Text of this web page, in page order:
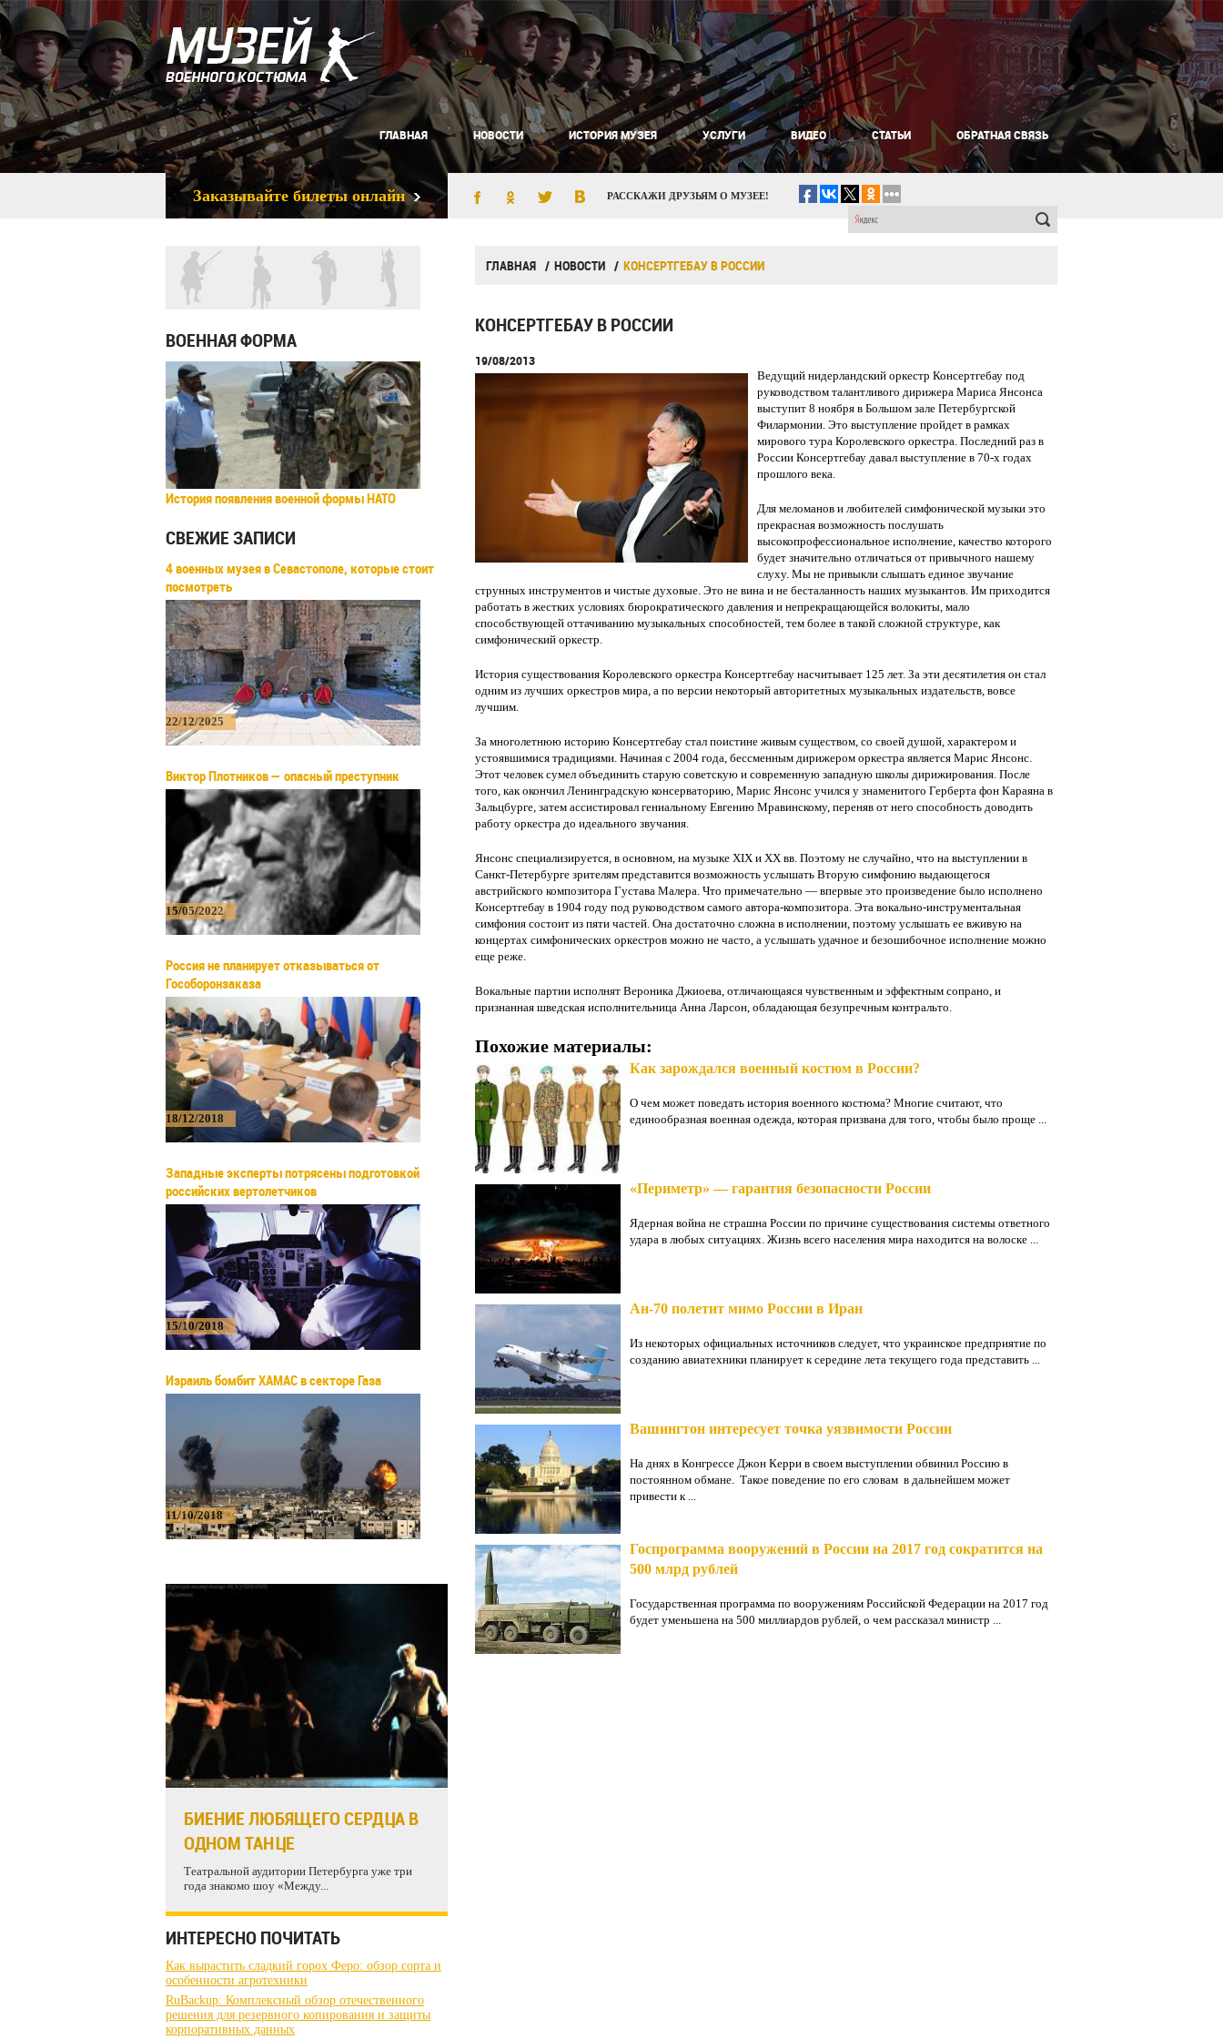
ГЛАВНАЯ НОВОСТИ ИСТОРИЯ МУЗЕЯ УСЛУГИ ВИДЕО СТАТЬИ ОБРАТНАЯ СВЯЗЬ
Заказывайте билеты онлайн РАССКАЖИ ДРУЗЬЯМ О МУЗЕЕ!
ВОЕННАЯ ФОРМА
История появления военной формы НАТО
СВЕЖИЕ ЗАПИСИ
4 военных музея в Севастополе, которые стоит
посмотреть
22/12/2025
Виктор Плотников — опасный преступник
15/05/2022
Россия не планирует отказываться от
Гособоронзаказа
18/12/2018
Западные эксперты потрясены подготовкой
российских вертолетчиков
15/10/2018
Израиль бомбит ХАМАС в секторе Газа
11/10/2018
БИЕНИЕ ЛЮБЯЩЕГО СЕРДЦА В
ОДНОМ ТАНЦЕ
Театральной аудитории Петербурга уже три
года знакомо шоу «Между...
ИНТЕРЕСНО ПОЧИТАТЬ
Как вырастить сладкий горох Феро: обзор сорта и
особенности агротехники
RuBackup: Комплексный обзор отечественного
решения для резервного копирования и защиты
корпоративных данных
ГЛАВНАЯ НОВОСТИ КОНСЕРТГЕБАУ В РОССИИ
КОНСЕРТГЕБАУ В РОССИИ
19/08/2013
Ведущий нидерландский оркестр Консертгебау под
руководством талантливого дирижера Мариса Янсонса
выступит 8 ноября в Большом зале Петербургской
Филармонии. Это выступление пройдет в рамках
мирового тура Королевского оркестра. Последний раз в
России Консертгебау давал выступление в 70-х годах
прошлого века.
Для меломанов и любителей симфонической музыки это
прекрасная возможность послушать
высокопрофессиональное исполнение, качество которого
будет значительно отличаться от привычного нашему
слуху. Мы не привыкли слышать единое звучание
струнных инструментов и чистые духовые. Это не вина и не бесталанность наших музыкантов. Им приходится
работать в жестких условиях бюрократического давления и непрекращающейся волокиты, мало
способствующей оттачиванию музыкальных способностей, тем более в такой сложной структуре, как
симфонический оркестр.
История существования Королевского оркестра Консертгебау насчитывает 125 лет. За эти десятилетия он стал
одним из лучших оркестров мира, а по версии некоторый авторитетных музыкальных издательств, вовсе
лучшим.
За многолетнюю историю Консертгебау стал поистине живым существом, со своей душой, характером и
устоявшимися традициями. Начиная с 2004 года, бессменным дирижером оркестра является Марис Янсонс.
Этот человек сумел объединить старую советскую и современную западную школы дирижирования. После
того, как окончил Ленинградскую консерваторию, Марис Янсонс учился у знаменитого Герберта фон Караяна в
Зальцбурге, затем ассистировал гениальному Евгению Мравинскому, переняв от него способность доводить
работу оркестра до идеального звучания.
Янсонс специализируется, в основном, на музыке XIX и XX вв. Поэтому не случайно, что на выступлении в
Санкт-Петербурге зрителям представится возможность услышать Вторую симфонию выдающегося
австрийского композитора Густава Малера. Что примечательно — впервые это произведение было исполнено
Консертгебау в 1904 году под руководством самого автора-композитора. Эта вокально-инструментальная
симфония состоит из пяти частей. Она достаточно сложна в исполнении, поэтому услышать ее вживую на
концертах симфонических оркестров можно не часто, а услышать удачное и безошибочное исполнение можно
еще реже.
Вокальные партии исполнят Вероника Джиоева, отличающаяся чувственным и эффектным сопрано, и
признанная шведская исполнительница Анна Ларсон, обладающая безупречным контральто.
Похожие материалы:
Как зарождался военный костюм в России?
О чем может поведать история военного костюма? Многие считают, что
единообразная военная одежда, которая призвана для того, чтобы было проще ...
«Периметр» — гарантия безопасности России
Ядерная война не страшна России по причине существования системы ответного
удара в любых ситуациях. Жизнь всего населения мира находится на волоске ...
Ан-70 полетит мимо России в Иран
Из некоторых официальных источников следует, что украинское предприятие по
созданию авиатехники планирует к середине лета текущего года представить ...
Вашингтон интересует точка уязвимости России
На днях в Конгрессе Джон Керри в своем выступлении обвинил Россию в
постоянном обмане. Такое поведение по его словам в дальнейшем может
привести к ...
Госпрограмма вооружений в России на 2017 год сократится на
500 млрд рублей
Государственная программа по вооружениям Российской Федерации на 2017 год
будет уменьшена на 500 миллиардов рублей, о чем рассказал министр ...